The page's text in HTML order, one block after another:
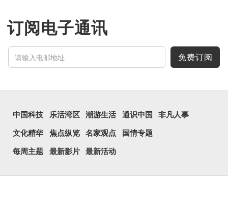
订阅电子通讯
免费订阅
中国科技 乐活湾区 潮游生活 通识中国 非凡人事
文化精华 焦点纵览 名家观点 国情专题
每周主题 最新影片 最新活动